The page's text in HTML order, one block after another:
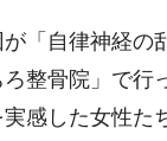
「自律神経の
整骨院」で行
感した女性た